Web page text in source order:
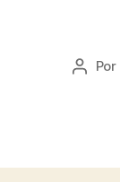
Autor
Por